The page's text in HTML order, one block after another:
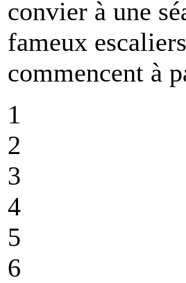
convier à une
fameux
commencent à
1
2
3
4
5
6